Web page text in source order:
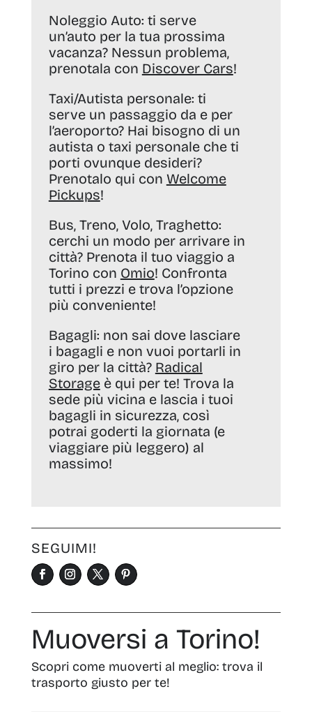
Noleggio Auto: ti serve
un’auto per la tua prossima
vacanza? Nessun problema,
prenotala con Discover Cars!
Taxi/Autista personale: ti
serve un passaggio da e per
l’aeroporto? Hai bisogno di un
autista o taxi personale che ti
porti ovunque desideri?
Prenotalo qui con Welcome
Pickups!
Bus, Treno, Volo, Traghetto:
cerchi un modo per arrivare in
città? Prenota il tuo viaggio a
Torino con Omio! Confronta
tutti i prezzi e trova l’opzione
più conveniente!
Bagagli: non sai dove lasciare
i bagagli e non vuoi portarli in
giro per la città? Radical
Storageè qui per te! Trova la
sede più vicina e lascia i tuoi
bagagli in sicurezza, così
potrai goderti la giornata (e
viaggiare più leggero) al
massimo!
SEGUIMI!
Muoversi a Torino!
Scopri come muoverti al meglio: trova il
trasporto giusto per te!